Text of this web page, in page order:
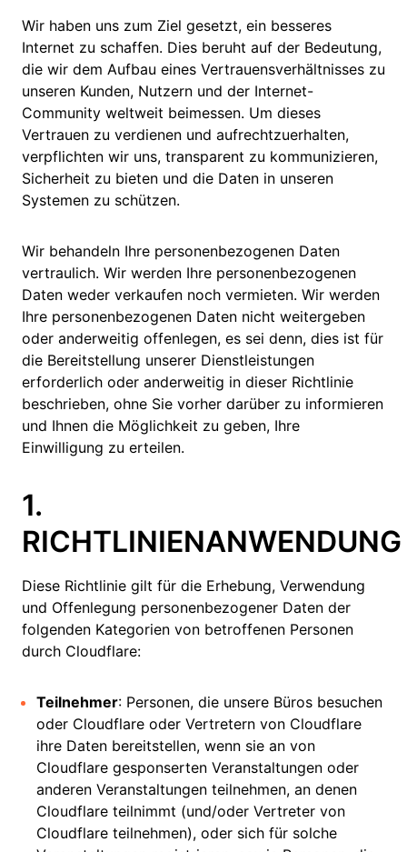
Wir haben uns zum Ziel gesetzt, ein besseres
Internet zu schaffen. Dies beruht auf der Bedeutung,
die wir dem Aufbau eines Vertrauensverhältnisses zu
unseren Kunden, Nutzern und der Internet-
Community weltweit beimessen. Um dieses
Vertrauen zu verdienen und aufrechtzuerhalten,
verpflichten wir uns, transparent zu kommunizieren,
Sicherheit zu bieten und die Daten in unseren
Systemen zu schützen.
Wir behandeln Ihre personenbezogenen Daten
vertraulich. Wir werden Ihre personenbezogenen
Daten weder verkaufen noch vermieten. Wir werden
Ihre personenbezogenen Daten nicht weitergeben
oder anderweitig offenlegen, es sei denn, dies ist für
die Bereitstellung unserer Dienstleistungen
erforderlich oder anderweitig in dieser Richtlinie
beschrieben, ohne Sie vorher darüber zu informieren
und Ihnen die Möglichkeit zu geben, Ihre
Einwilligung zu erteilen.
1.
RICHTLINIENANWENDUNG
Diese Richtlinie gilt für die Erhebung, Verwendung
und Offenlegung personenbezogener Daten der
folgenden Kategorien von betroffenen Personen
durch Cloudflare:
Teilnehmer: Personen, die unsere Büros besuchen
oder Cloudflare oder Vertretern von Cloudflare
ihre Daten bereitstellen, wenn sie an von
Cloudflare gesponserten Veranstaltungen oder
anderen Veranstaltungen teilnehmen, an denen
Cloudflare teilnimmt (und/oder Vertreter von
Cloudflare teilnehmen), oder sich für solche